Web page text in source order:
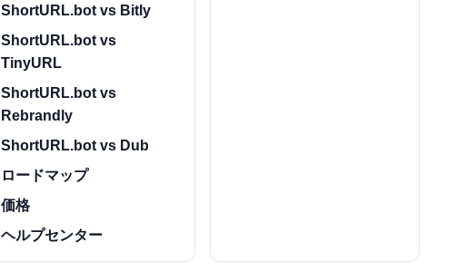
ShortURL.bot vs Bitly
ShortURL.bot vs
TinyURL
ShortURL.bot vs
Rebrandly
ShortURL.bot vs Dub
ロードマップ
価格
ヘルプセンター